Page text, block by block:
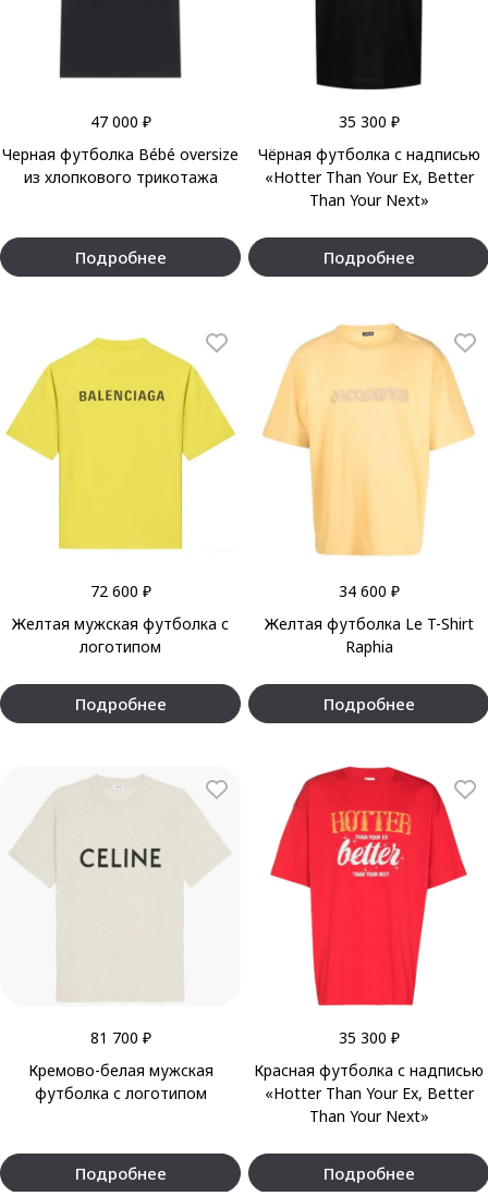
47 000 ₽
Черная футболка Bébé oversize
из хлопкового трикотажа
Подробнее
35 300 ₽
Чёрная футболка с надписью
«Hotter Than Your Ex, Better
Than Your Next»
Подробнее
72 600 ₽
Желтая мужская футболка с
логотипом
Подробнее
34 600 ₽
Желтая футболка Le T-Shirt
Raphia
Подробнее
81 700 ₽
Кремово-белая мужская
футболка с логотипом
Подробнее
35 300 ₽
Красная футболка с надписью
«Hotter Than Your Ex, Better
Than Your Next»
Подробнее